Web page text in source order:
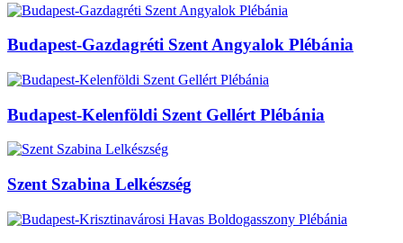
Budapest-Gazdagréti Szent Angyalok Plébánia
Budapest-Kelenföldi Szent Gellért Plébánia
Szent Szabina Lelkészség